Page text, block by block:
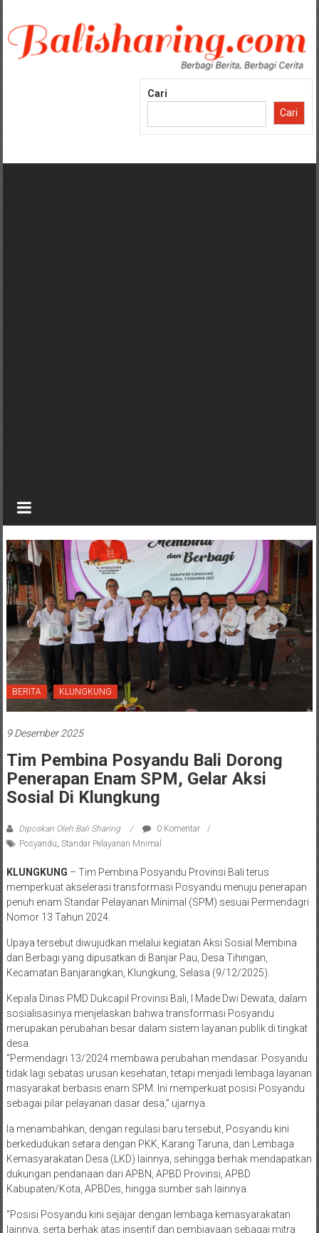
konten
Cari
Cari
BERITA KLUNGKUNG
9 Desember 2025
Tim Pembina Posyandu Bali Dorong
Penerapan Enam SPM, Gelar Aksi
Sosial Di Klungkung
Diposkan Oleh:Bali Sharing
0 Komentar
Posyandu Standar Pelayanan Mnimal
KLUNGKUNG – Tim Pembina Posyandu Provinsi Bali terus
memperkuat akselerasi transformasi Posyandu menuju penerapan
penuh enam Standar Pelayanan Minimal (SPM) sesuai Permendagri
Nomor 13 Tahun 2024.
Upaya tersebut diwujudkan melalui kegiatan Aksi Sosial Membina
dan Berbagi yang dipusatkan di Banjar Pau, Desa Tihingan,
Kecamatan Banjarangkan, Klungkung, Selasa (9/12/2025).
Kepala Dinas PMD Dukcapil Provinsi Bali, I Made Dwi Dewata, dalam
sosialisasinya menjelaskan bahwa transformasi Posyandu
merupakan perubahan besar dalam sistem layanan publik di tingkat
desa.
“Permendagri 13/2024 membawa perubahan mendasar. Posyandu
tidak lagi sebatas urusan kesehatan, tetapi menjadi lembaga layanan
masyarakat berbasis enam SPM. Ini memperkuat posisi Posyandu
sebagai pilar pelayanan dasar desa,” ujarnya.
Ia menambahkan, dengan regulasi baru tersebut, Posyandu kini
berkedudukan setara dengan PKK, Karang Taruna, dan Lembaga
Kemasyarakatan Desa (LKD) lainnya, sehingga berhak mendapatkan
dukungan pendanaan dari APBN, APBD Provinsi, APBD
Kabupaten/Kota, APBDes, hingga sumber sah lainnya.
“Posisi Posyandu kini sejajar dengan lembaga kemasyarakatan
lainnya, serta berhak atas insentif dan pembiayaan sebagai mitra